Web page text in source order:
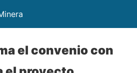
el convenio con